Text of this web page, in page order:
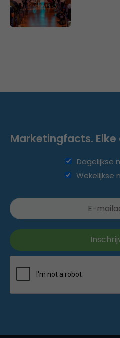
Marketingfacts. Elke
Dagelijkse
Wekelijkse